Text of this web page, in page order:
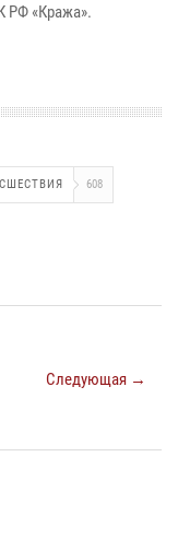
РФ «Кража».
608
Следующая →